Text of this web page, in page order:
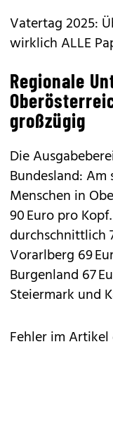
Vatertag 2025:
wirklich ALLE
Regionale
großzügig
Die
Bundesland:
Menschen in
90 Euro pro
durchschnittlich
Vorarlberg 69
Burgenland 67
Steiermark und
Fehler im